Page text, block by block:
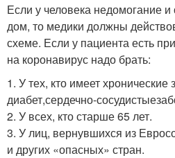
Если у человека недомогание
дом, то медики должны
схеме. Если у пациента есть
на коронавирус надо брать:
1. У тех, кто имеет
диабет,сердечно-сосудистые
2. У всех, кто старше 65 лет.
3. У лиц, вернувшихся из
и других «опасных» стран.